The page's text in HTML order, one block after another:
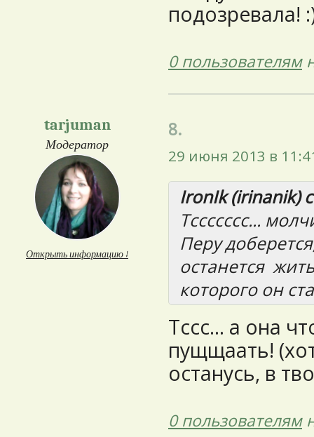
подозревала!
0 пользователям
tarjuman
Модератор
Открыть информацию ↓
8.
29 июня 2013 в
IronIk (irinanik)
Тссссссс...
Перу
останется
которого он
Тссс... а она
пущщаать!
останусь, в
0 пользователям